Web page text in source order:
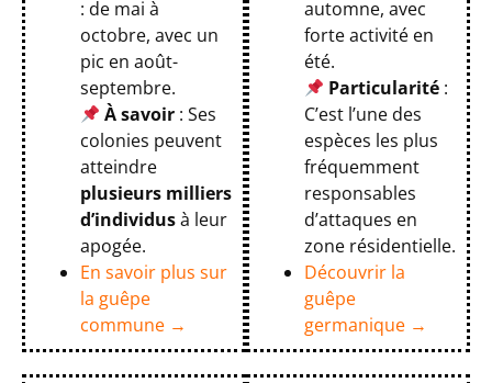
: de mai à
octobre, avec un
pic en août-
septembre.
À savoir : Ses
colonies peuvent
atteindre
plusieurs milliers
d’individusà leur
apogée.
En savoir plus sur
la guêpe
commune →
automne, avec
forte activité en
été.
Particularité :
C’est l’une des
espèces les plus
fréquemment
responsables
d’attaques en
zone résidentielle.
Découvrir la
guêpe
germanique →